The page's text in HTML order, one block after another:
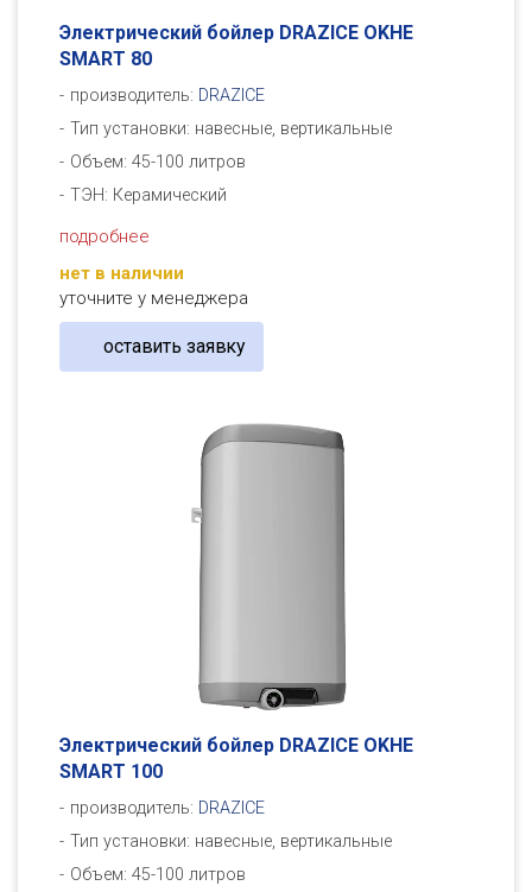
Электрический бойлер DRAZICE OKHE
SMART 80
производитель: DRAZICE
Тип установки: навесные, вертикальные
Объем: 45-100 литров
ТЭН: Керамический
подробнее
нет в наличии
уточните у менеджера
оставить заявку
Электрический бойлер DRAZICE OKHE
SMART 100
производитель: DRAZICE
Тип установки: навесные, вертикальные
Объем: 45-100 литров